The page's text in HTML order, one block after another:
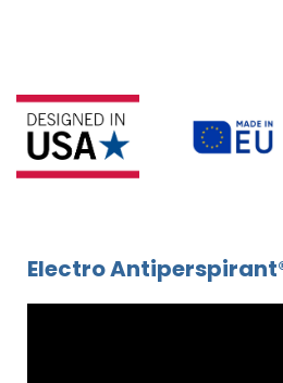
Electro Antiperspirant®